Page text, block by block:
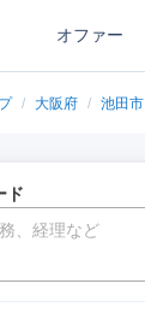
オファー
/ 大阪府 / 池田市
ド